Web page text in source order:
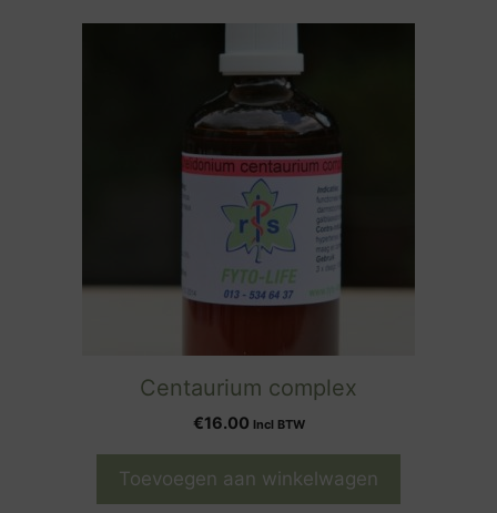
Centaurium complex
€16.00 Incl BTW
Toevoegen aan winkelwagen